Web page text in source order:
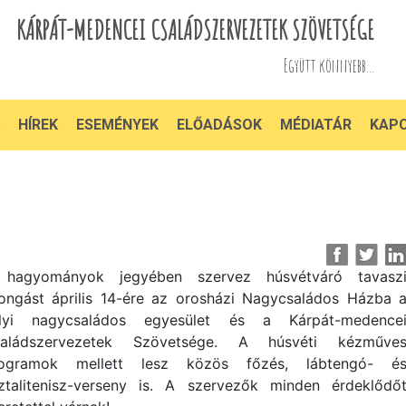
KÁRPÁT-MEDENCEI CSALÁDSZERVEZETEK SZÖVETSÉGE
Együtt könnyebb...
HÍREK ESEMÉNYEK ELŐADÁSOK MÉDIATÁR
jegyében szervez húsvétváró tavaszi
április 14-ére az orosházi Nagycsaládos Házba a
nagycsaládos egyesület és a Kárpát-medencei
Szövetsége. A húsvéti kézműves
mellett lesz közös főzés, lábtengó- és
verseny is. A szervezők minden érdeklődőt